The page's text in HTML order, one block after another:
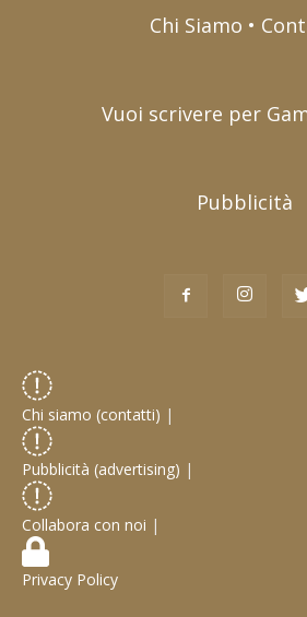
Chi Siamo •
Vuoi scrivere per
Pubblicità
Chi siamo (contatti) |
Pubblicità (advertising) |
Collabora con noi |
Privacy Policy